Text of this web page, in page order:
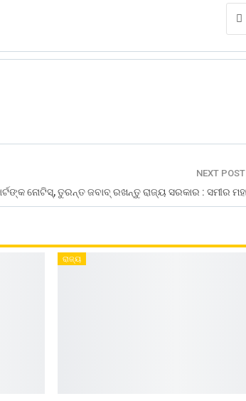
NEXT POST
ନୋଟିସ୍, ତୁରନ୍ତ ଜବାବ୍ ରଖନ୍ତୁ ରାଜ୍ୟ ସରକାର : ସମୀର
ରାଜ୍ୟ